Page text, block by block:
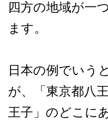
四方の地域が一
ます。
日本の例でいう
が、「東京都八
王子」のどこに